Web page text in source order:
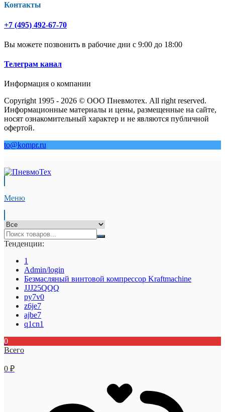
Контакты
+7 (495) 492-67-70
Вы можете позвонить в рабочие дни с 9:00 до 18:00
Телеграм канал
Информация о компании
Copyright 1995 - 2026 © ООО Пневмотех. All right reserved.
Информационные материалы и цены, размещенные на сайте,
носят ознакомительный характер и не являются публичной
офертой.
to@kompr.ru
Меню
Тенденции:
1
Admin/login
Безмасляный винтовой компрессор Kraftmaсhine
JJJ25QQQ
py7v0
z6je7
ajbe7
q1cn1
0
Всего
0 ₽